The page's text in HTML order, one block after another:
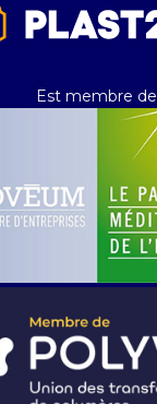
Est membre de